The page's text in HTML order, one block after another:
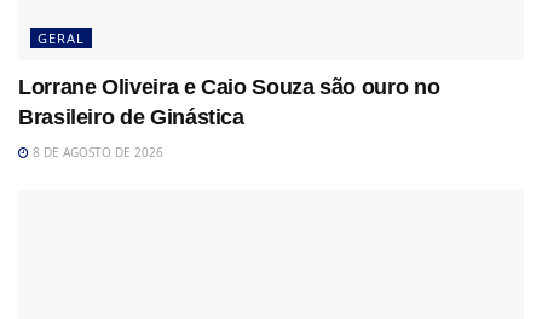
GERAL
Lorrane Oliveira e Caio Souza são ouro no
Brasileiro de Ginástica
8 DE AGOSTO DE 2026